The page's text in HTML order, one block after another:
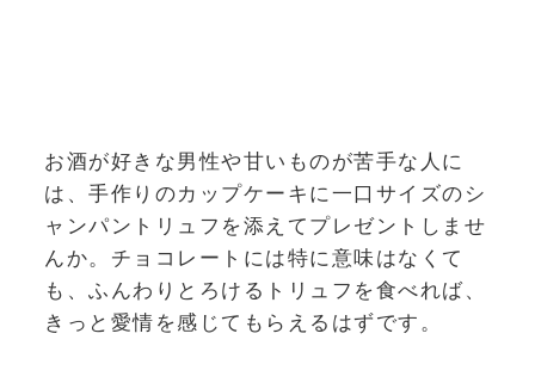
お酒が好きな男性や甘いものが苦手な人に
は、手作りのカップケーキに一口サイズのシ
ャンパントリュフを添えてプレゼントしませ
んか。チョコレートには特に意味はなくて
も、ふんわりとろけるトリュフを食べれば、
きっと愛情を感じてもらえるはずです。